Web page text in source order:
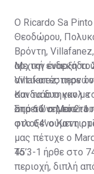
Ο Ricardo Sa
Θεοδώρου,
Βρόντη,
αρχική ενδεκάδα.
Villafanez,
Και τα δυο γκολ
από το σημείο
φιλοξενούμενη
μας πέτυχε ο
45’.
Με την έναρξη
αντικατέστησε
συνδυάστηκαν με
σημειώνει το 2-1.
Στο 61’ ο Moreira
στο 64’ ο
Το 3-1 ήρθε στο
περιοχή, διπλή